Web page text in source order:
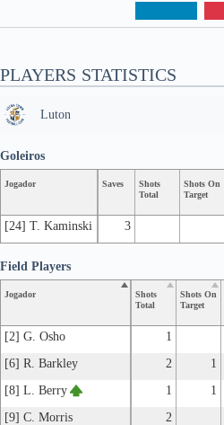
PLAYERS STATISTICS
Luton
Jogador Saves
Shots
Total
Shots On
Target
[24] T. Kaminski 3
Goleiros
Jogador
Shots
Total
Shots On
Target
[2] G. Osho 1
[6] R. Barkley
2 1
[8] L. Berry
1
1
[9] C. Morris
2
Field Players